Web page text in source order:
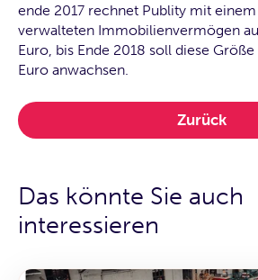
ende 2017 rechnet Publity mit
verwalteten Immobilienvermögen
Euro, bis Ende 2018 soll diese
Euro anwachsen.
Zurück
Das könnte Sie auch
interessieren